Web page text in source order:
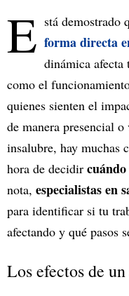
E stá demostrado
forma directa
dinámica afecta
como el
quienes sienten el
de manera presencial
insalubre, hay muchas
hora de decidir
nota, especialistas en
para identificar si tu
afectando y qué pasos
Los efectos de